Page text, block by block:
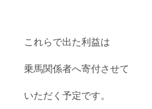
これらで出た利益は
乗馬関係者へ寄付させて
いただく予定です。